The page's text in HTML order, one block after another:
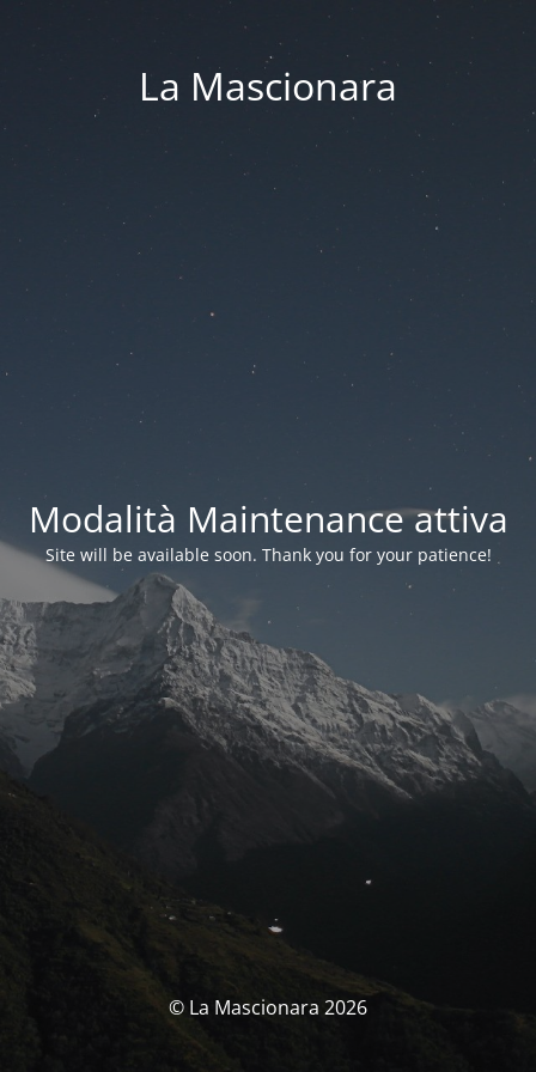
La Mascionara
Modalità Maintenance attiva
Site will be available soon. Thank you for your patience!
© La Mascionara 2026